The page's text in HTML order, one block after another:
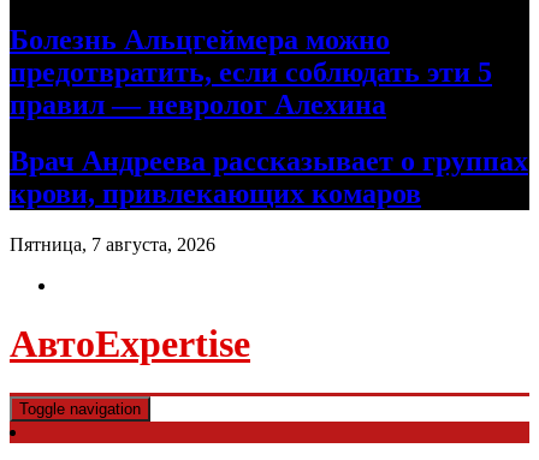
Болезнь Альцгеймера можно
предотвратить, если соблюдать эти 5
правил — невролог Алехина
Врач Андреева рассказывает о группах
крови, привлекающих комаров
Пятница, 7 августа, 2026
АвтоExpertise
Toggle navigation